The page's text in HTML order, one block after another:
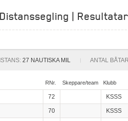
|
27 NAUTISKA MIL ANTAL
RNr. Skeppare/team Klubb
72 KSSS
70 KSSS